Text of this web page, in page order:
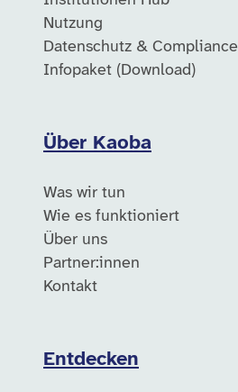
Nutzung
Datenschutz & Compliance
Infopaket (Download)
Über Kaoba
Was wir tun
Wie es funktioniert
Über uns
Partner:innen
Kontakt
Entdecken